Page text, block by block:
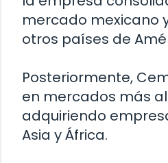
mercado mexicano
otros países de
Posteriormente,
en mercados más
adquiriendo
Asia y África.